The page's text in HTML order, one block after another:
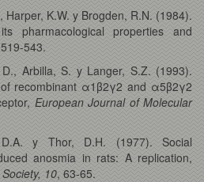
Harper, K.W. y Brogden, R.N. (1984).
pharmacological properties and
543.
Arbilla, S. y Langer, S.Z. (1993).
recombinant α1β2γ2 and α5β2γ2
European Journal of Molecular
y Thor, D.H. (1977). Social
anosmia in rats: A replication,
10, 63-65.